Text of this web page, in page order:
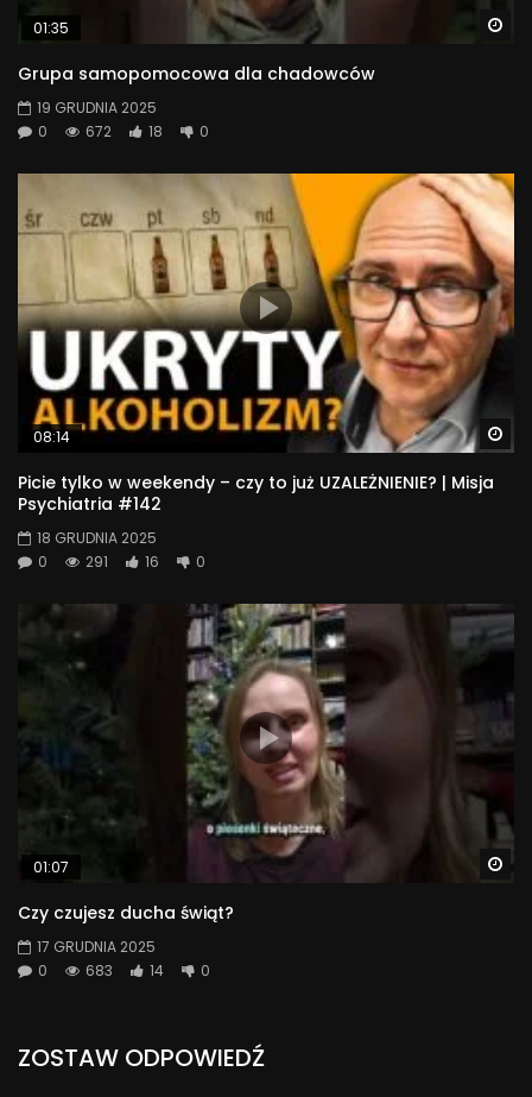
01:35
Grupa samopomocowa dla chadowców
19 GRUDNIA 2025
0
672 18 0
08:14
Picie tylko w weekendy – czy to już UZALEŻNIENIE? | Misja
Psychiatria #142
18 GRUDNIA 2025
0
291 16 0
01:07
Czy czujesz ducha świąt?
17 GRUDNIA 2025
0
683 14 0
ZOSTAW ODPOWIEDŹ